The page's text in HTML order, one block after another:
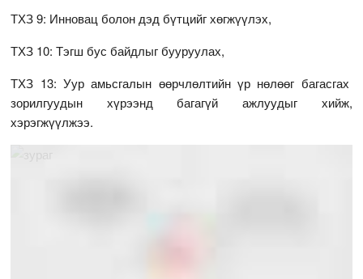
ТХЗ 9: Инновац болон дэд бүтцийг хөгжүүлэх,
ТХЗ 10: Тэгш бус байдлыг бууруулах,
ТХЗ 13: Уур амьсгалын өөрчлөлтийн үр нөлөөг багасгах
зорилгуудын хүрээнд багагүй ажлуудыг хийж,
хэрэгжүүлжээ.